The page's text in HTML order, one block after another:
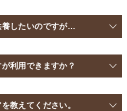
養したいのですが…
利用できますか？
教えてください。